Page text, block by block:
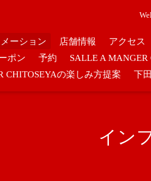
ーション 店舗情報 アクセス
ポン 予約 SALLE A MANGER
CHITOSEYAの楽しみ方提案
下
イン